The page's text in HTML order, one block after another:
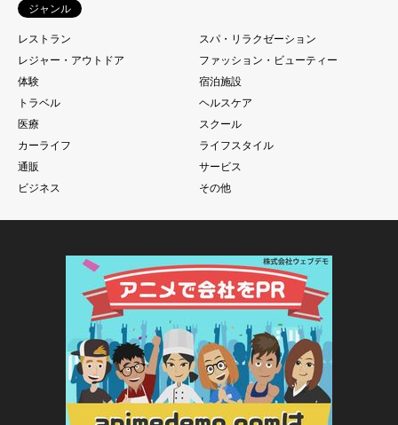
ジャンル
レストラン
スパ・リラクゼーション
レジャー・アウトドア
ファッション・ビューティー
体験
宿泊施設
トラベル
ヘルスケア
医療
スクール
カーライフ
ライフスタイル
通販
サービス
ビジネス
その他